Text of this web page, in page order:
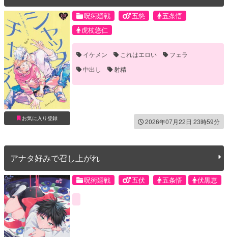
お気に入り登録
呪術廻戦 五悠
五条悟
虎杖悠仁
イケメン これはエロい
フェラ
中出し
射精
2026年07月22日 23時59分
アナタ好みで召し上がれ
呪術廻戦 五伏 五条悟 伏黒恵